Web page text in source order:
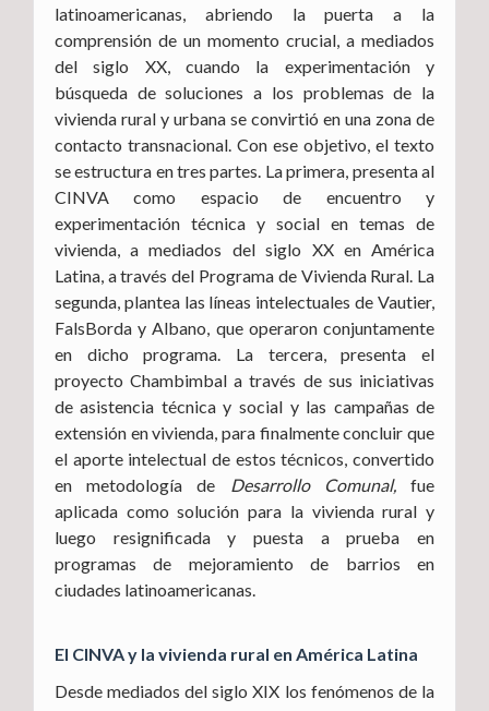
latinoamericanas, abriendo la puerta a la
comprensión de un momento crucial, a mediados
del siglo XX, cuando la experimentación y
búsqueda de soluciones a los problemas de la
vivienda rural y urbana se convirtió en una zona de
contacto transnacional. Con ese objetivo, el texto
se estructura en tres partes. La primera, presenta al
CINVA como espacio de encuentro y
experimentación técnica y social en temas de
vivienda, a mediados del siglo XX en América
Latina, a través del Programa de Vivienda Rural. La
segunda, plantea las líneas intelectuales de Vautier,
FalsBorda y Albano, que operaron conjuntamente
en dicho programa. La tercera, presenta el
proyecto Chambimbal a través de sus iniciativas
de asistencia técnica y social y las campañas de
extensión en vivienda, para finalmente concluir que
el aporte intelectual de estos técnicos, convertido
en metodología de Desarrollo Comunal,fue
aplicada como solución para la vivienda rural y
luego resignificada y puesta a prueba en
programas de mejoramiento de barrios en
ciudades latinoamericanas.
El CINVA y la vivienda rural en América Latina
Desde mediados del siglo XIX los fenómenos de la